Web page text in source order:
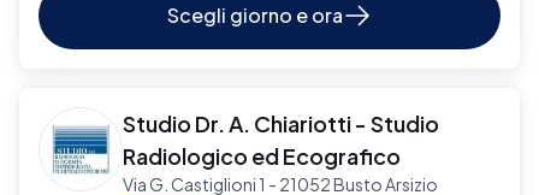
Scegli giorno e ora
Studio Dr. A. Chiariotti - Studio
Radiologico ed Ecografico
Via G. Castiglioni 1 - 21052 Busto Arsizio